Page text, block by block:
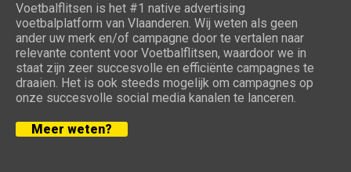
Voetbalflitsen is het #1 native advertising
voetbalplatform van Vlaanderen. Wij weten als geen
ander uw merk en/of campagne door te vertalen naar
relevante content voor Voetbalflitsen, waardoor we in
staat zijn zeer succesvolle en efficiënte campagnes te
draaien. Het is ook steeds mogelijk om campagnes op
onze succesvolle social media kanalen te lanceren.
Meer weten?